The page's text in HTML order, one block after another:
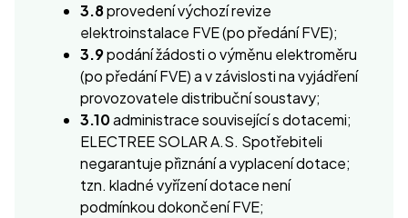
3.8provedení výchozí revize
elektroinstalace FVE (po předání FVE);
3.9podání žádosti o výměnu elektroměru
(po předání FVE) a v závislosti na vyjádření
provozovatele distribuční soustavy;
3.10administrace související s dotacemi;
ELECTREE SOLAR A.S. Spotřebiteli
negarantuje přiznání a vyplacení dotace;
tzn. kladné vyřízení dotace není
podmínkou dokončení FVE;